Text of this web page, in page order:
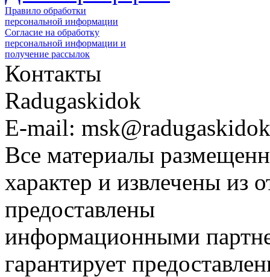
Правило обработки
персональной информации
Согласие на обработку
персональной информации и
получение рассылок
Контакты
Radugaskidok
E-mail:
Все материалы
характер и извлечены из
предоставлены
информационными
гарантирует